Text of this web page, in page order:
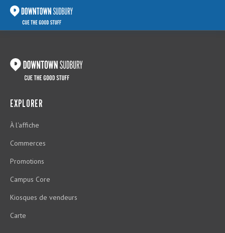
EXPLORER
À l'affiche
Commerces
Promotions
Campus Core
Kiosques de vendeurs
Carte